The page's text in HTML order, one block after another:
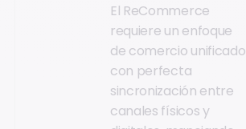
El ReCommerce
requiere un enfoque
de comercio unificado
con perfecta
sincronización entre
canales físicos y